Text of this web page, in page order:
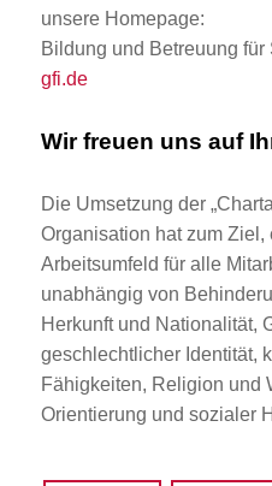
unsere Homepage:
Bildung und Betreuung für
gfi.de
Wir freuen uns auf
Die Umsetzung der
Organisation hat zum
Arbeitsumfeld für alle
unabhängig von
Herkunft und Nationalität,
geschlechtlicher Identität,
Fähigkeiten, Religion und
Orientierung und sozialer